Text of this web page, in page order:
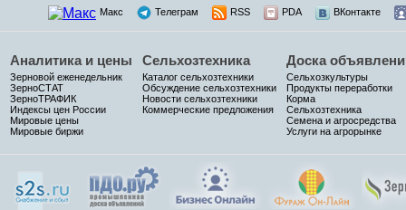
Макс Телеграм RSS PDA ВКонтакте
Аналитика и цены
Зерновой еженедельник
ЗерноСТАТ
ЗерноТРАФИК
Индексы цен России
Мировые цены
Мировые биржи
Сельхозтехника
Каталог сельхозтехники
Обсуждение сельхозтехники
Новости сельхозтехники
Коммерческие предложения
Доска
Сельхозкультуры
Продукты переработки
Корма
Сельхозтехника
Семена и агросредства
Услуги на агрорынке